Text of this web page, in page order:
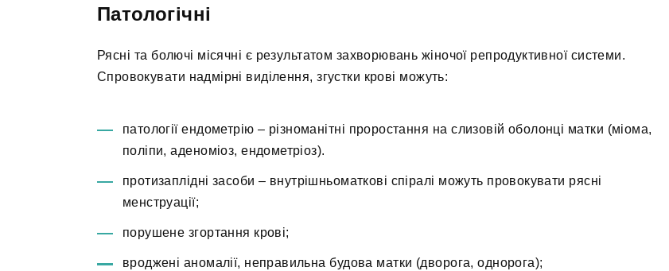
Патологічні
Рясні та болючі місячні є результатом захворювань жіночої репродуктивної системи.
Спровокувати надмірні виділення, згустки крові можуть:
патології ендометрію – різноманітні проростання на слизовій оболонці матки (міома,
поліпи, аденоміоз, ендометріоз).
протизаплідні засоби – внутрішньоматкові спіралі можуть провокувати рясні
менструації;
порушене згортання крові;
вроджені аномалії, неправильна будова матки (дворога, однорога);